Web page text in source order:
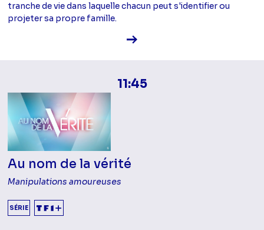
tranche de vie dans laquelle chacun peut s'identifier ou
projeter sa propre famille.
Voir la fiche diffusion
11:45
Au nom de la vérité
Manipulations amoureuses
SÉRIE